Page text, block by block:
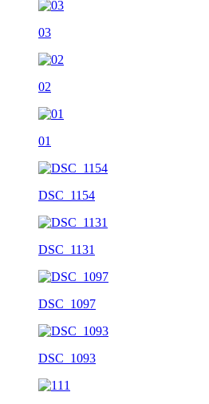
03
02
01
DSC_1154
DSC_1131
DSC_1097
DSC_1093